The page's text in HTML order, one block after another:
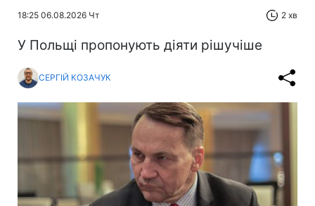
18:25 06.08.2026 Чт 2 хв
У Польщі пропонують діяти рішучіше
СЕРГІЙ КОЗАЧУК